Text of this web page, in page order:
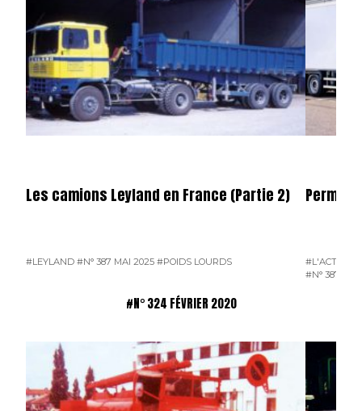
Les camions Leyland en France (Partie 2)
#LEYLAND #N° 387 MAI 2025 #POIDS LOURDS
Permier
#N° 387 MAI
#N° 324 FÉVRIER 2020